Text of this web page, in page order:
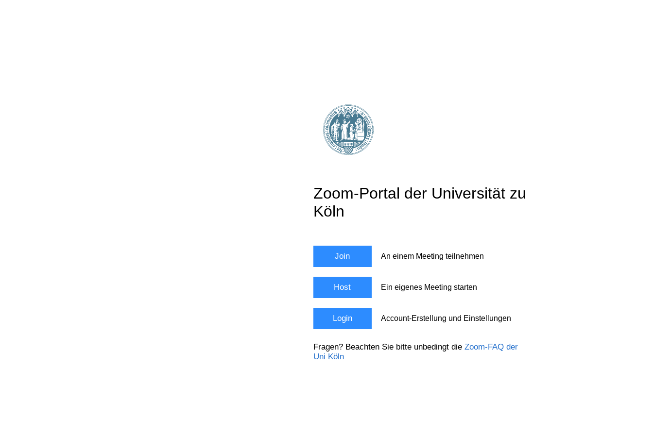
Zoom-Portal der Universität zu
Köln
Join An einem Meeting teilnehmen
Host Ein eigenes Meeting starten
Login Account-Erstellung und Einstellungen
Fragen? Beachten Sie bitte unbedingt die Zoom-FAQ der
Uni Köln